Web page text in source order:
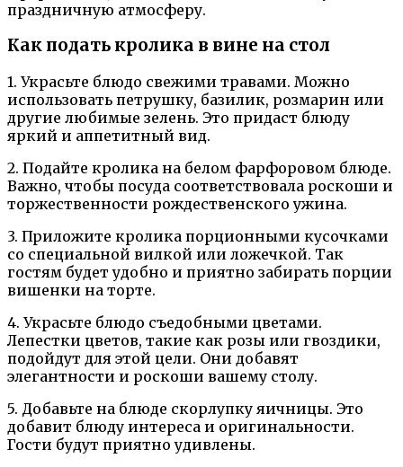
праздничную атмосферу.
Как подать кролика в вине на стол
1. Украсьте блюдо свежими травами. Можно
использовать петрушку, базилик, розмарин или
другие любимые зелень. Это придаст блюду
яркий и аппетитный вид.
2. Подайте кролика на белом фарфоровом блюде.
Важно, чтобы посуда соответствовала роскоши и
торжественности рождественского ужина.
3. Приложите кролика порционными кусочками
со специальной вилкой или ложечкой. Так
гостям будет удобно и приятно забирать порции
вишенки на торте.
4. Украсьте блюдо съедобными цветами.
Лепестки цветов, такие как розы или гвоздики,
подойдут для этой цели. Они добавят
элегантности и роскоши вашему столу.
5. Добавьте на блюде скорлупку яичницы. Это
добавит блюду интереса и оригинальности.
Гости будут приятно удивлены.